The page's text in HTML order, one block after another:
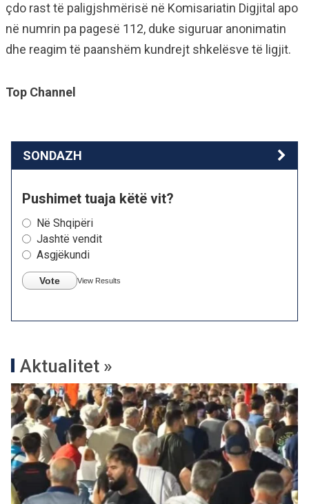
çdo rast të paligjshmërisë në Komisariatin Digjital apo
në numrin pa pagesë 112, duke siguruar anonimatin
dhe reagim të paanshëm kundrejt shkelësve të ligjit.
Top Channel
SONDAZH
Pushimet tuaja këtë vit?
Në Shqipëri
Jashtë vendit
Asgjëkundi
Vote View Results
Aktualitet »